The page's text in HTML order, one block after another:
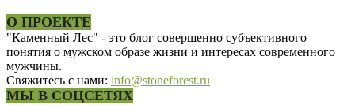
О ПРОЕКТЕ
"Каменный Лес" - это блог совершенно субъективного
понятия о мужском образе жизни и интересах современного
мужчины.
Свяжитесь с нами: info@stoneforest.ru
МЫ В СОЦСЕТЯХ